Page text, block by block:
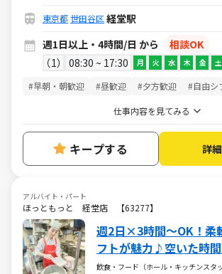
東京都 世田谷区 経堂駅
週1日以上・4時間/日 から
相談OK
1
08:30 ~ 17:30 月 火 水 木 金 土
#早朝・朝歓迎 #昼歓迎 #夕方歓迎 #自由シ
仕事内容を見てみる
キープする 詳
アルバイト・パート
ほっともっと 経堂店 【63277】
週2日×3時間～OK！柔
フトが魅力♪空いた時
けちゃう♪
飲食・フード（ホール・キッチンスタッ